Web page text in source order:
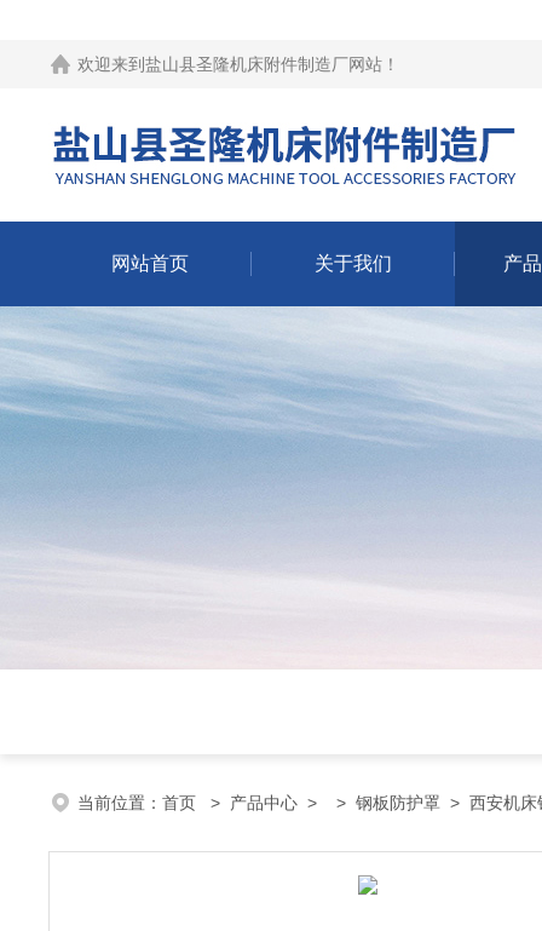
欢迎来到 盐山县圣隆机床附件制造厂网站 ！
网站首页 关于我们 产
当前位置： 首页 > 产品中心 > > 钢板防护罩 > 西安机床